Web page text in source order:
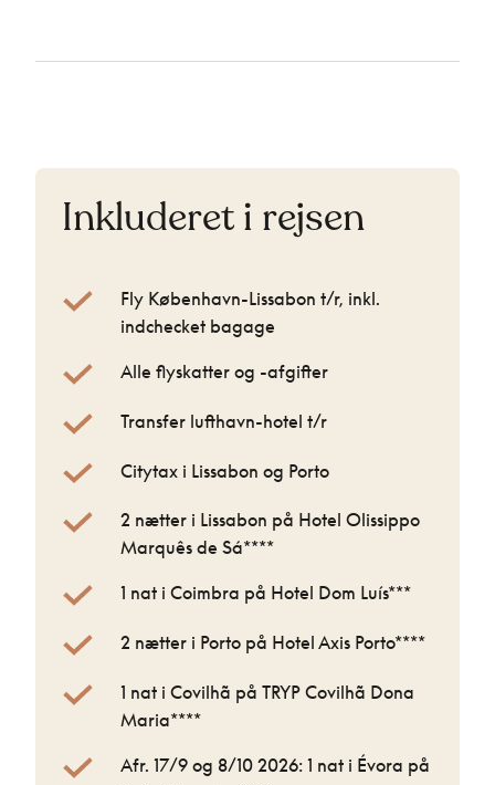
Inkluderet i rejsen
Fly København-Lissabon t/r, inkl.
indchecket bagage
Alle flyskatter og -afgifter
Transfer lufthavn-hotel t/r
Citytax i Lissabon og Porto
2 nætter i Lissabon på Hotel Olissippo
Marquês de Sá****
1 nat i Coimbra på Hotel Dom Luís***
2 nætter i Porto på Hotel Axis Porto****
1 nat i Covilhã på TRYP Covilhã Dona
Maria****
Afr. 17/9 og 8/10 2026: 1 nat i Évora på